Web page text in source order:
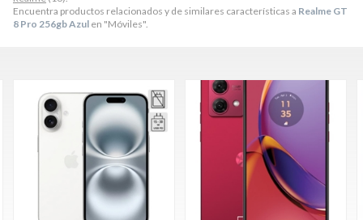
Encuentra productos relacionados y de similares características a Realme GT
8 Pro 256gb Azul en "Móviles".